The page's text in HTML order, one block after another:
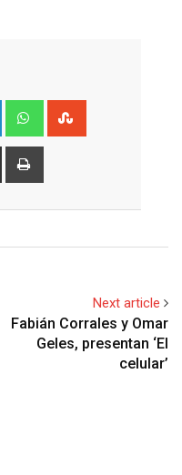
LinkedIn Whatsapp
Share
Next article
Fabián Corrales y Omar
Geles, presentan ‘El
celular’